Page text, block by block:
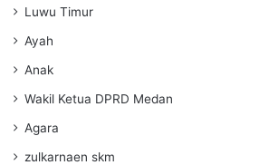
Luwu Timur
Ayah
Anak
Wakil Ketua DPRD Medan
Agara
zulkarnaen skm